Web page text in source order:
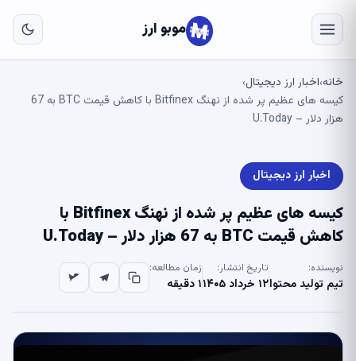
موبو ارز
خانه›اخبار ارز دیجیتال›
کیسه های عظیم پر شده از نهنگ Bitfinex با کاهش قیمت BTC به 67
هزار دلار – U.Today
اخبار ارز دیجیتال
کیسه های عظیم پر شده از نهنگ Bitfinex با
کاهش قیمت BTC به 67 هزار دلار – U.Today
نویسنده:
تیم تولید محتوا
تاریخ انتشار:
۱۲ خرداد ۱۴۰۵
زمان مطالعه:
۱ دقیقه